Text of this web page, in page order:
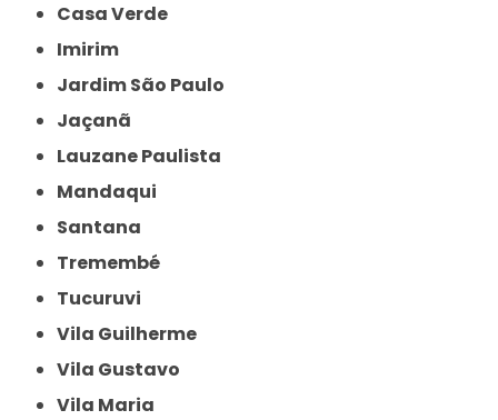
Casa Verde
Imirim
Jardim São Paulo
Jaçanã
Lauzane Paulista
Mandaqui
Santana
Tremembé
Tucuruvi
Vila Guilherme
Vila Gustavo
Vila Maria